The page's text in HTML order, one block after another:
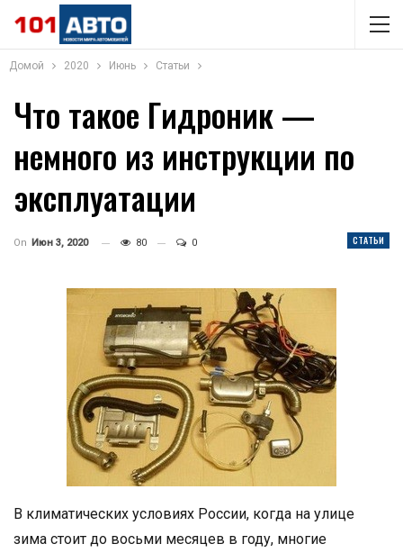
Домой 2020 Июнь Статьи
Что такое Гидроник —
немного из инструкции по
эксплуатации
СТАТЬИ
On Июн 3, 2020 80 0
В климатических условиях России, когда на улице
зима стоит до восьми месяцев в году, многие